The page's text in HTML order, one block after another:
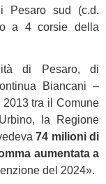
Pesaro sud (c.d.
a 4 corsie della
di Pesaro, di
Biancani –
2013 tra il Comune
la Regione
74 milioni di
aumentata a
del 2024».